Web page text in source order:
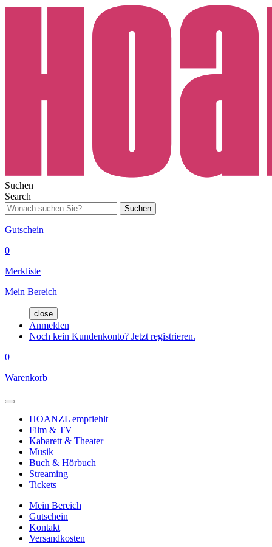
Suchen
Search
Suchen
Gutschein
0
Merkliste
Mein Bereich
close
Anmelden
Noch kein Kundenkonto? Jetzt registrieren.
0
Warenkorb
HOANZL empfiehlt
Film & TV
Kabarett & Theater
Musik
Buch & Hörbuch
Streaming
Tickets
Mein Bereich
Gutschein
Kontakt
Versandkosten